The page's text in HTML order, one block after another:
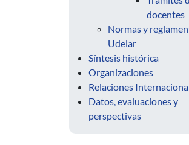
docentes
Normas y
Udelar
Síntesis histórica
Organizaciones
Relaciones
Datos, evaluaciones y
perspectivas